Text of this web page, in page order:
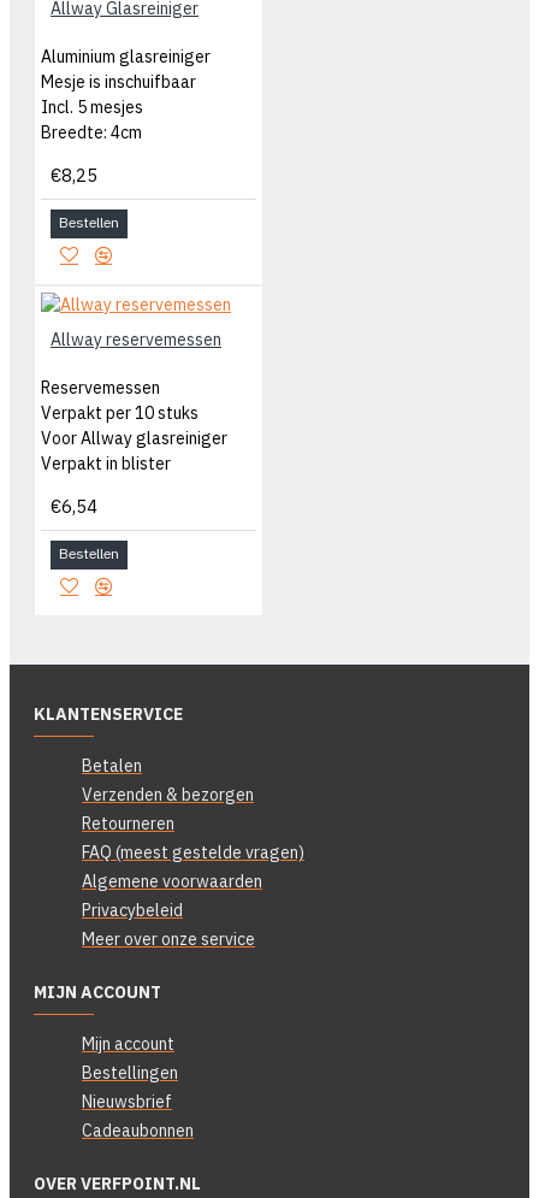
Allway Glasreiniger
Aluminium glasreiniger
Mesje is inschuifbaar
Incl. 5 mesjes
Breedte: 4cm
€8,25
Bestellen
Allway reservemessen
Reservemessen
Verpakt per 10 stuks
Voor Allway glasreiniger
Verpakt in blister
€6,54
Bestellen
KLANTENSERVICE
Betalen
Verzenden & bezorgen
Retourneren
FAQ (meest gestelde vragen)
Algemene voorwaarden
Privacybeleid
Meer over onze service
MIJN ACCOUNT
Mijn account
Bestellingen
Nieuwsbrief
Cadeaubonnen
OVER VERFPOINT.NL